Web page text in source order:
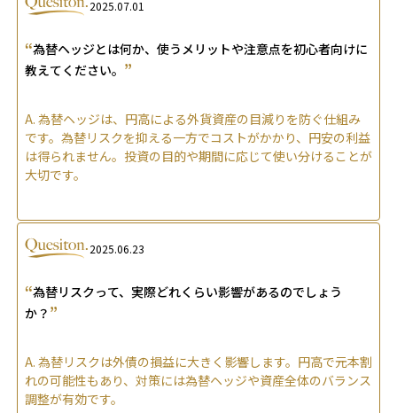
2025.07.01
“為替ヘッジとは何か、使うメリットや注意点を初心者向けに
教えてください。 ”
A. 為替ヘッジは、円高による外貨資産の目減りを防ぐ仕組み
です。為替リスクを抑える一方でコストがかかり、円安の利益
は得られません。投資の目的や期間に応じて使い分けることが
大切です。
2025.06.23
“為替リスクって、実際どれくらい影響があるのでしょう
か？ ”
A. 為替リスクは外債の損益に大きく影響します。円高で元本割
れの可能性もあり、対策には為替ヘッジや資産全体のバランス
調整が有効です。